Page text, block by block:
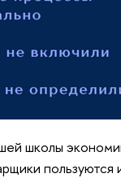
школы